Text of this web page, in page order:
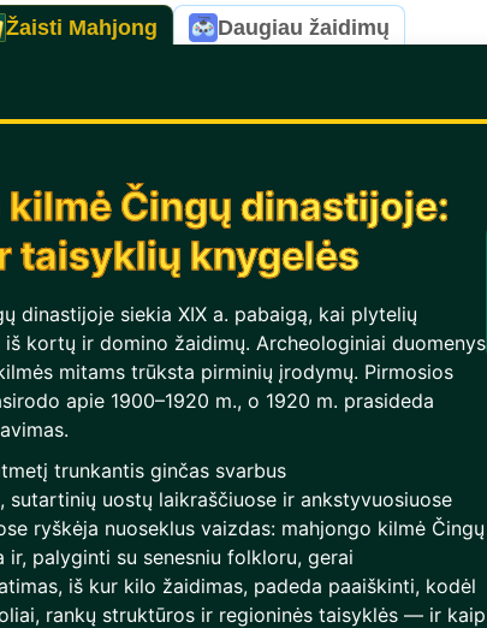
Žaisti Mahjong Daugiau žaidimų
Čingų dinastijoje:
taisyklių knygelės
dinastijoje siekia XIX a. pabaigą, kai plytelių
kortų ir domino žaidimų. Archeologiniai duomenys
mitams trūksta pirminių įrodymų. Pirmosios
apie 1900–1920 m., o 1920 m. prasideda
trunkantis ginčas svarbus
sutartinių uostų laikraščiuose ir ankstyvuosiuose
ryškėja nuoseklus vaizdas: mahjongo kilmė Čingų
palyginti su senesniu folkloru, gerai
iš kur kilo žaidimas, padeda paaiškinti, kodėl
rankų struktūros ir regioninės taisyklės — ir kaip